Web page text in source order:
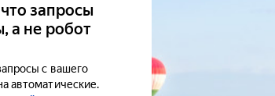
запросы
а не робот
с вашего
автоматические.